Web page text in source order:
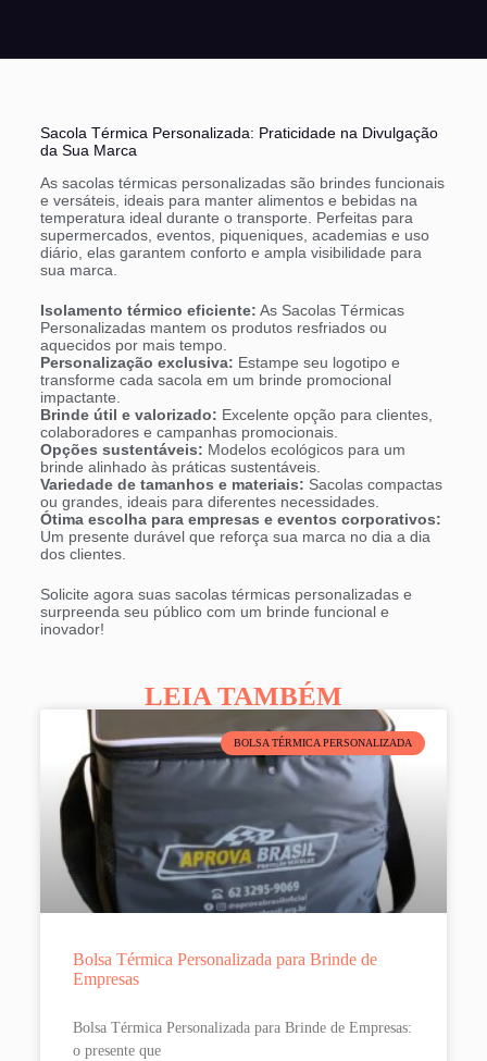
Sacola Térmica Personalizada: Praticidade na Divulgação
da Sua Marca
As sacolas térmicas personalizadas são brindes funcionais
e versáteis, ideais para manter alimentos e bebidas na
temperatura ideal durante o transporte. Perfeitas para
supermercados, eventos, piqueniques, academias e uso
diário, elas garantem conforto e ampla visibilidade para
sua marca.
Isolamento térmico eficiente: As Sacolas Térmicas
Personalizadas mantem os produtos resfriados ou
aquecidos por mais tempo.
Personalização exclusiva: Estampe seu logotipo e
transforme cada sacola em um brinde promocional
impactante.
Brinde útil e valorizado: Excelente opção para clientes,
colaboradores e campanhas promocionais.
Opções sustentáveis: Modelos ecológicos para um
brinde alinhado às práticas sustentáveis.
Variedade de tamanhos e materiais: Sacolas compactas
ou grandes, ideais para diferentes necessidades.
Ótima escolha para empresas e eventos corporativos:
Um presente durável que reforça sua marca no dia a dia
dos clientes.
Solicite agora suas sacolas térmicas personalizadas e
surpreenda seu público com um brinde funcional e
inovador!
LEIA TAMBÉM
BOLSA TÉRMICA PERSONALIZADA
Bolsa Térmica Personalizada para Brinde de
Empresas
Bolsa Térmica Personalizada para Brinde de Empresas:
o presente que